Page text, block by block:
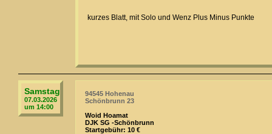
kurzes Blatt, mit Solo und Wenz Plus Minus Punkte
Samstag
07.03.2026
um 14:00
94545 Hohenau
Schönbrunn 23
Woid Hoamat
DJK SG -Schönbrunn
Startgebühr: 10 €